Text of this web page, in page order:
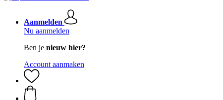
Aanmelden
Nu aanmelden
Ben je nieuw hier?
Account aanmaken